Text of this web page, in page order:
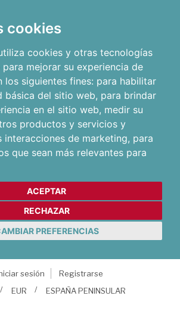
cookies
cookies y otras tecnologías
mejorar su experiencia de
los siguientes fines: para habilitar
básica del sitio web, para brindar
en el sitio web, medir su
productos y servicios y
interacciones de marketing, para
que sean más relevantes para
ACEPTAR
RECHAZAR
PREFERENCIAS
sesión
Registrarse
EUR ESPAÑA PENINSULAR